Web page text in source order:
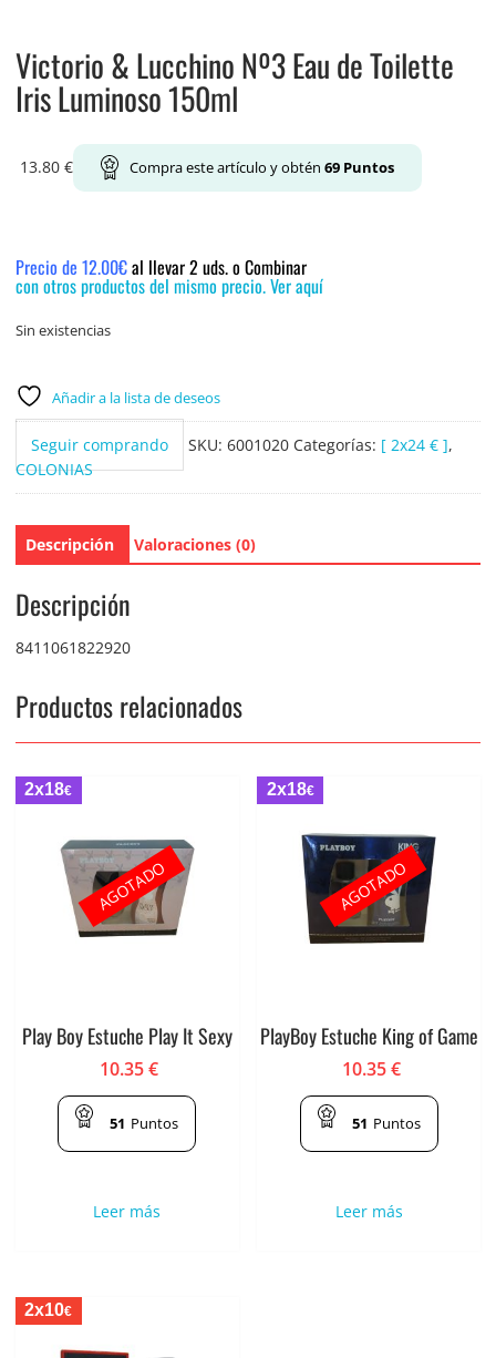
Victorio & Lucchino Nº3 Eau de Toilette
Iris Luminoso 150ml
13.80 € Compra este artículo y obtén 69Puntos
Precio de 12.00€al llevar 2 uds. o Combinar
con otros productos del mismo precio. Ver aquí
Sin existencias
Añadir a la lista de deseos
Seguir comprando SKU: 6001020 Categorías: [ 2x24 € ],
COLONIAS
Descripción Valoraciones (0)
Descripción
8411061822920
Productos relacionados
2x18€
Play Boy Estuche Play It Sexy
10.35€
51 Puntos
Leer más
AGOTADO
2x18€
PlayBoy Estuche King of Game
10.35€
51 Puntos
Leer más
AGOTADO
2x10€